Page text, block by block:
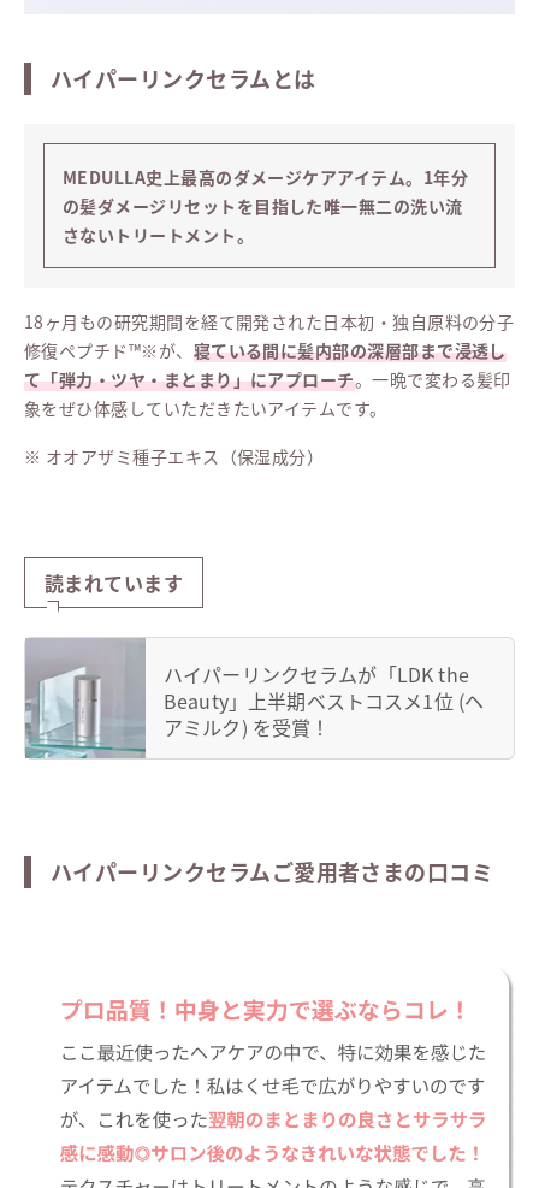
ハイパーリンクセラムとは
MEDULLA史上最高のダメージケアアイテム。1年分
の髪ダメージリセットを目指した唯一無二の洗い流
さないトリートメント。
18ヶ月もの研究期間を経て開発された日本初・独自原料の分子
修復ペプチド™※が、 寝ている間に髪内部の深層部まで浸透し
て「弾力・ツヤ・まとまり」にアプローチ。一晩で変わる髪印
象をぜひ体感していただきたいアイテムです。
※ オオアザミ種子エキス（保湿成分）
読まれています
ハイパーリンクセラムが「LDK the
Beauty」上半期ベストコスメ1位 (ヘ
アミルク) を受賞！
ハイパーリンクセラムご愛用者さまの口コミ